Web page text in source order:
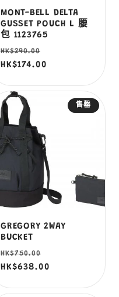
MONT-BELL DELTA
GUSSET POUCH L 腰
包 1123765
定
價
HK$290.00
HK$174.00
售罄
GREGORY 2WAY
BUCKET
定
價
HK$750.00
價
HK$638.00